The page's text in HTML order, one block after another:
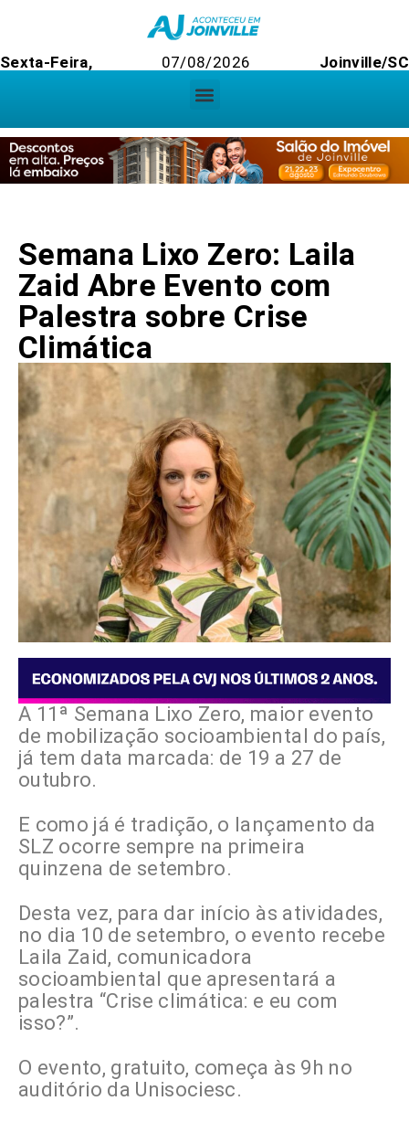
Sexta-Feira, 07/08/2026 Joinville/SC
Semana Lixo Zero: Laila
Zaid Abre Evento com
Palestra sobre Crise
Climática
A 11ª Semana Lixo Zero, maior evento
de mobilização socioambiental do país,
já tem data marcada: de 19 a 27 de
outubro.
E como já é tradição, o lançamento da
SLZ ocorre sempre na primeira
quinzena de setembro.
Desta vez, para dar início às atividades,
no dia 10 de setembro, o evento recebe
Laila Zaid, comunicadora
socioambiental que apresentará a
palestra “Crise climática: e eu com
isso?”.
O evento, gratuito, começa às 9h no
auditório da Unisociesc.